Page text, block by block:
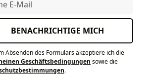
BENACHRICHTIGE MICH
Absenden des Formulars akzeptiere ich die
Geschäftsbedingungen sowie die
.